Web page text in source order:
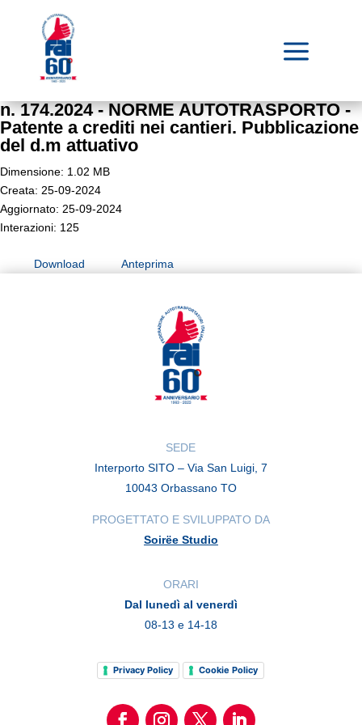
a
n. 174.2024 - NORME AUTOTRASPORTO -
Patente a crediti nei cantieri. Pubblicazione
del d.m attuativo
Dimensione: 1.02 MB
Creata: 25-09-2024
Aggiornato: 25-09-2024
Interazioni: 125
Download Anteprima
SEDE
Interporto SITO – Via San Luigi, 7
10043 Orbassano TO
PROGETTATO E SVILUPPATO DA
Soirëe Studio
ORARI
Dal lunedì al venerdì
08-13 e 14-18
Privacy Policy Cookie Policy